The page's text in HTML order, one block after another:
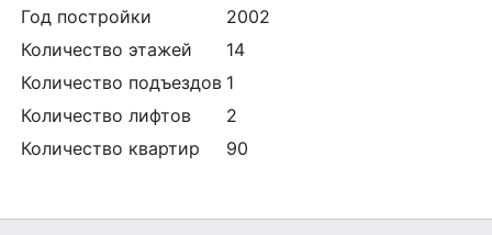
Год постройки
2002
Количество этажей
14
Количество подъездов 1
Количество лифтов
2
Количество квартир
90